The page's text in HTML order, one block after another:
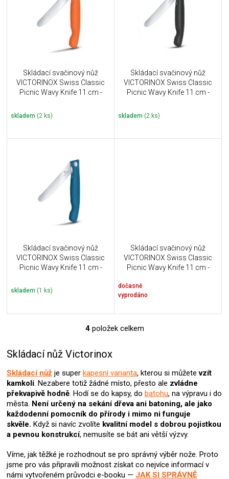
Skládací svačinový nůž
VICTORINOX Swiss Classic
Picnic Wavy Knife 11 cm -
skladem (2 ks)
Skládací svačinový nůž
VICTORINOX Swiss Classic
Picnic Wavy Knife 11 cm -
skladem (2 ks)
Skládací svačinový nůž
VICTORINOX Swiss Classic
Picnic Wavy Knife 11 cm -
skladem (1 ks)
Skládací svačinový nůž
VICTORINOX Swiss Classic
Picnic Wavy Knife 11 cm -
dočasně
vyprodáno
O
d
a
c
í
p
r
v
k
v
ý
4položek celkem
Skládací nůž Victorinox
Skládací nůž je super kapesní varianta, kterou si můžete vzít
kamkoli. Nezabere totiž žádné místo, přesto ale zvládne
překvapivě hodně. Hodí se do kapsy, do batohu, na výpravu i do
města. Není určený na sekání dřeva ani batoning, ale jako
každodenní pomocník do přírody i mimo ni funguje
skvěle. Když si navíc zvolíte kvalitní model s dobrou pojistkou
a pevnou konstrukcí, nemusíte se bát ani větší výzvy.
Víme, jak těžké je rozhodnout se pro správný výběr nože. Proto
jsme pro vás připravili možnost získat co nejvíce informací v
námi vytvořeném průvodci e-booku — JAK SI SPRÁVNĚ